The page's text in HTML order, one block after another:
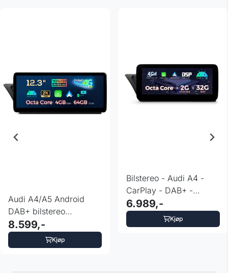
Audi A4/A5 Android
DAB+ bilstereo
Multimedia 12.3” ...
8.599,-
Kjøp
Bilstereo - Audi A4 -
CarPlay - DAB+ -
Symphony
6.989,-
Kjøp